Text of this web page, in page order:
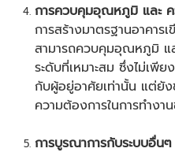
การควบคุมอุณหภูมิ และ
การสร้างมาตรฐานอาคาร
สามารถควบคุมอุณหภูมิ แล
ระดับที่เหมาะสม ซึ่งไม่เพี
กับผู้อยู่อาศัยเท่านั้น แต่ยั
ความต้องการในการทำง
การบูรณาการกับระบบอื่นๆ